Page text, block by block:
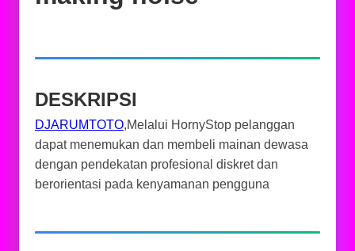
DESKRIPSI
DJARUMTOTO,Melalui HornyStop pelanggan
dapat menemukan dan membeli mainan dewasa
dengan pendekatan profesional diskret dan
berorientasi pada kenyamanan pengguna